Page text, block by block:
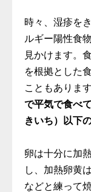
時々、湿疹を
ルギー陽性食
見かけます。
を根拠とした
こともありま
で平気で食べ
きいち）以下
卵は十分に加
し、加熱卵黄
などと練って